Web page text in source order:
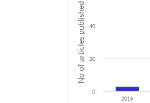
No of articles published
2016
0
20
40